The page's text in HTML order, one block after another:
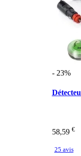
- 23%
58,59 €
25 avis